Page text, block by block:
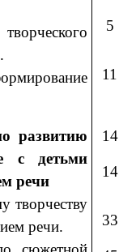
развитию
с детьми
речи
творчеству
речи.
5
11
14
14
33